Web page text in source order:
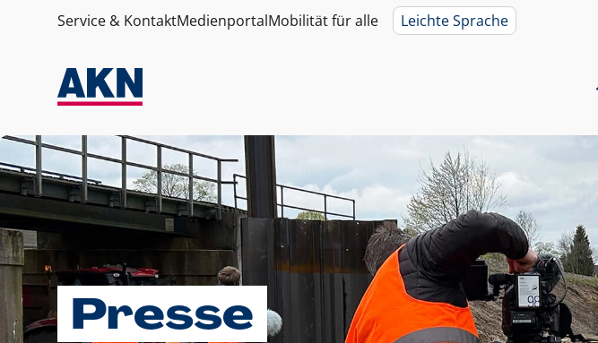
Service & KontaktMedienportalMobilität für alle Leichte Sprache
Presse